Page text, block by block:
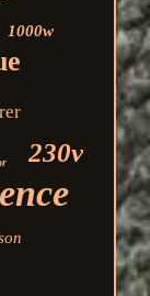
1000w
230v